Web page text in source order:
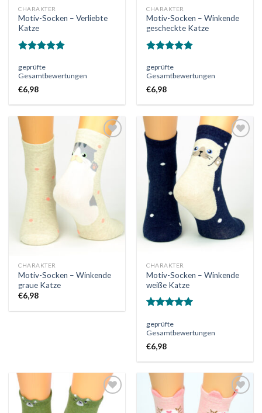
CHARAKTER
Motiv-Socken – Verliebte
Katze
mit5.00
von 5
geprüfte
Gesamtbewertungen
€6,98
CHARAKTER
Motiv-Socken – Winkende
gescheckte Katze
mit5.00
von 5
geprüfte
Gesamtbewertungen
€6,98
Auf
die
Wunschliste
CHARAKTER
Motiv-Socken – Winkende
graue Katze
€6,98
die
Wunschliste
CHARAKTER
Motiv-Socken – Winkende
weiße Katze
mit5.00
von 5
geprüfte
Gesamtbewertungen
€6,98